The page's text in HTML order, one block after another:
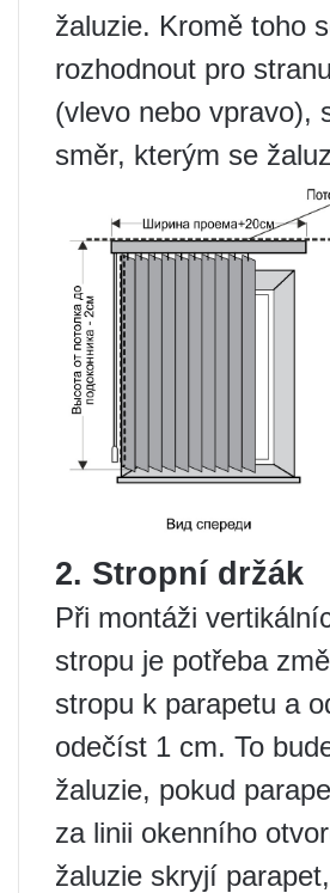
žaluzie. Kromě toho
rozhodnout pro
(vlevo nebo vpravo),
směr, kterým se
2. Stropní držák
Při montáži
stropu je potřeba
stropu k parapetu a
odečíst 1 cm. To
žaluzie, pokud
za linii okenního
žaluzie skryjí